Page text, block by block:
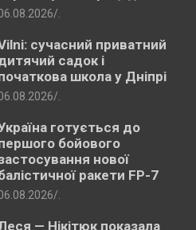
сучасний приватний
садок і
школа у Дніпрі
готується до
бойового
нової
ракети FP-7
— Нікітюк показала